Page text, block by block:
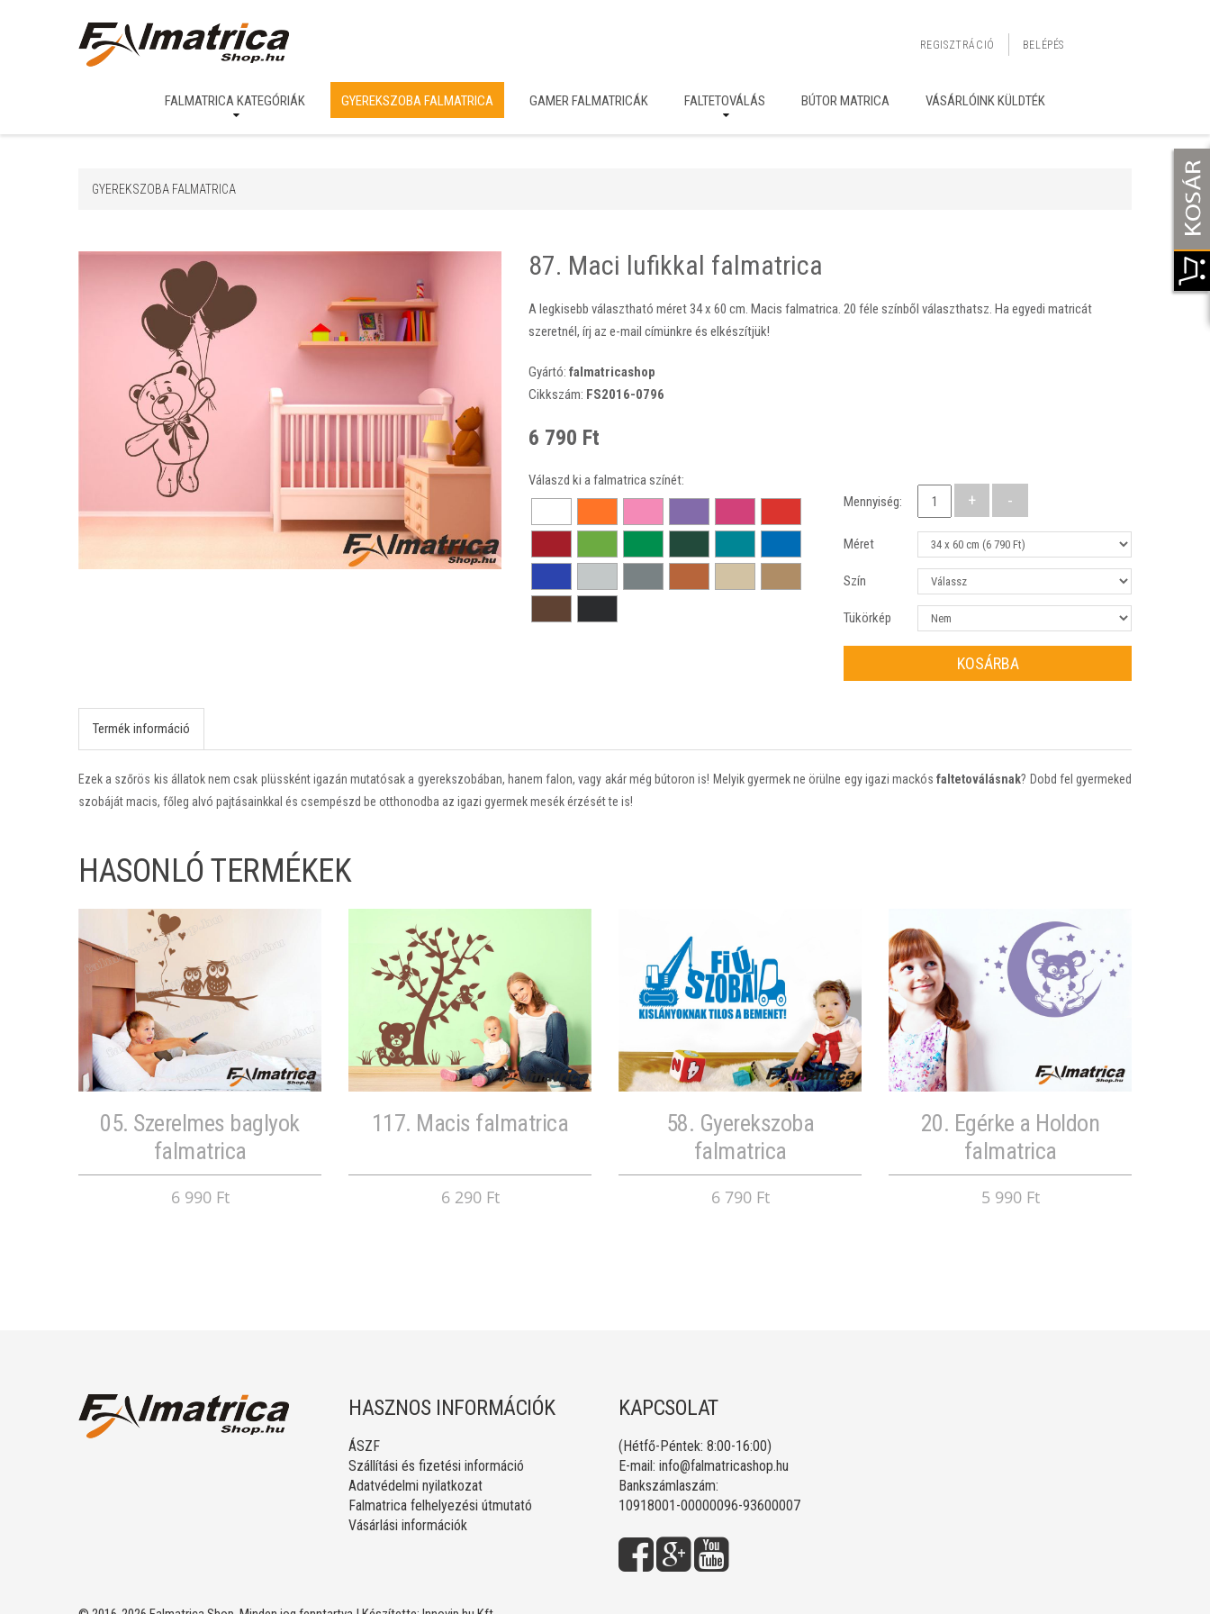
REGISZTRÁCIÓ BELÉPÉS
FALMATRICA KATEGÓRIÁK GYEREKSZOBA FALMATRICA GAMER FALMATRICÁK FALTETOVÁLÁS BÚTOR MATRICA VÁSÁRLÓINK KÜLDTÉK
GYEREKSZOBA FALMATRICA
87. Maci lufikkal falmatrica
A legkisebb választható méret 34 x 60 cm. Macis falmatrica. 20 féle színből választhatsz. Ha egyedi matricát
szeretnél, írj az e-mail címünkre és elkészítjük!
Gyártó: falmatricashop
Cikkszám: FS2016-0796
6 790 Ft
Válaszd ki a falmatrica színét:
Mennyiség:
Méret
Szín
Tükörkép
KOSÁRBA
Termék információ
Ezek a szőrös kis állatok nem csak plüssként igazán mutatósak a gyerekszobában, hanem falon, vagy akár még bútoron is! Melyik gyermek ne örülne egy igazi mackósfaltetoválásnak? Dobd fel gyermeked
szobáját macis, főleg alvó pajtásainkkal és csempészd be otthonodba az igazi gyermek mesék érzését te is!
HASONLÓ TERMÉKEK
05. Szerelmes baglyok
falmatrica
6 990 Ft
117. Macis falmatrica
6 290 Ft
58. Gyerekszoba
falmatrica
6 790 Ft
20. Egérke a Holdon
falmatrica
5 990 Ft
HASZNOS INFORMÁCIÓK
ÁSZF
Szállítási és fizetési információ
Adatvédelmi nyilatkozat
Falmatrica felhelyezési útmutató
Vásárlási információk
KAPCSOLAT
(Hétfő-Péntek: 8:00-16:00)
E-mail: info@falmatricashop.hu
Bankszámlaszám:
10918001-00000096-93600007